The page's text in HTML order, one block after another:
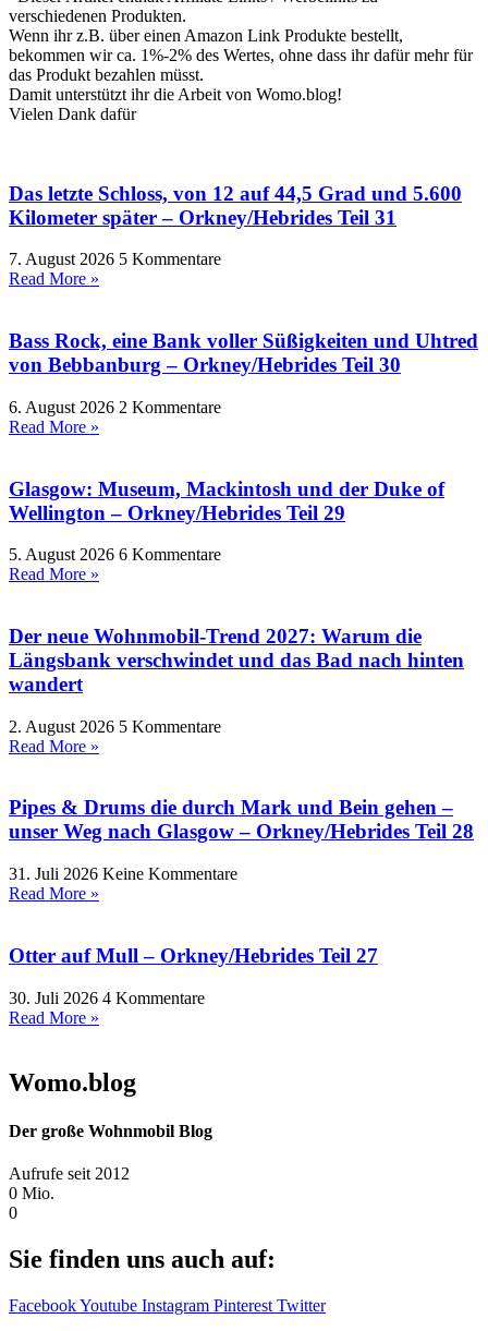
verschiedenen Produkten.
Wenn ihr z.B. über einen Amazon Link Produkte bestellt,
bekommen wir ca. 1%-2% des Wertes, ohne dass ihr dafür mehr für
das Produkt bezahlen müsst.
Damit unterstützt ihr die Arbeit von Womo.blog!
Vielen Dank dafür
Das letzte Schloss, von 12 auf 44,5 Grad und 5.600
Kilometer später – Orkney/Hebrides Teil 31
7. August 2026 5 Kommentare
Read More »
Bass Rock, eine Bank voller Süßigkeiten und Uhtred
von Bebbanburg – Orkney/Hebrides Teil 30
6. August 2026 2 Kommentare
Read More »
Glasgow: Museum, Mackintosh und der Duke of
Wellington – Orkney/Hebrides Teil 29
5. August 2026 6 Kommentare
Read More »
Der neue Wohnmobil-Trend 2027: Warum die
Längsbank verschwindet und das Bad nach hinten
wandert
2. August 2026 5 Kommentare
Read More »
Pipes & Drums die durch Mark und Bein gehen –
unser Weg nach Glasgow – Orkney/Hebrides Teil 28
31. Juli 2026 Keine Kommentare
Read More »
Otter auf Mull – Orkney/Hebrides Teil 27
30. Juli 2026 4 Kommentare
Read More »
Womo.blog
Der große Wohnmobil Blog​
Aufrufe seit 2012
0 Mio.
0
Sie finden uns auch auf:
FacebookYoutube Instagram Pinterest Twitter